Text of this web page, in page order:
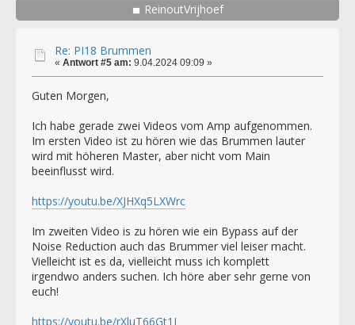
ReinoutVrijhoef
Re: PI18 Brummen
« Antwort #5 am: 9.04.2024 09:09 »
Guten Morgen,
Ich habe gerade zwei Videos vom Amp aufgenommen.
Im ersten Video ist zu hören wie das Brummen lauter
wird mit höheren Master, aber nicht vom Main
beeinflusst wird.
https://youtu.be/XJHXq5LXWrc
Im zweiten Video is zu hören wie ein Bypass auf der
Noise Reduction auch das Brummer viel leiser macht.
Vielleicht ist es da, vielleicht muss ich komplett
irgendwo anders suchen. Ich höre aber sehr gerne von
euch!
https://youtu.be/rXluT66Gt1I